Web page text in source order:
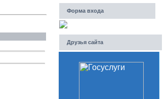
Форма входа
Друзья сайта